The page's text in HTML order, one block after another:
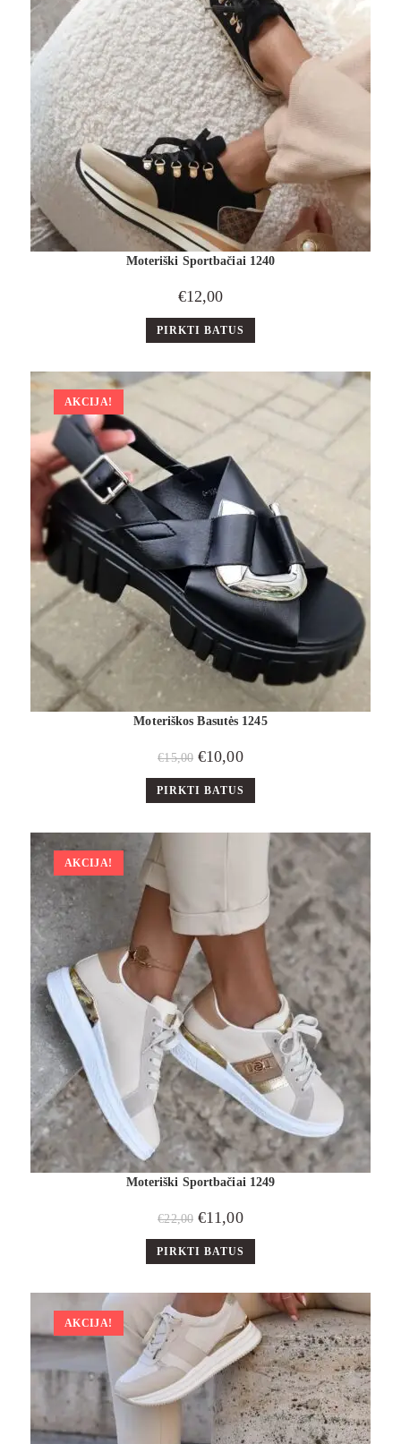
Moteriški Sportbačiai 1240
€12,00
PIRKTI BATUS
AKCIJA!
Moteriškos Basutės 1245
€15,00 €10,00
PIRKTI BATUS
AKCIJA!
Moteriški Sportbačiai 1249
€22,00 €11,00
PIRKTI BATUS
AKCIJA!